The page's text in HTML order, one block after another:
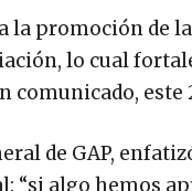
la promoción de
lo cual
comunicado, este
de GAP,
“si algo hemos